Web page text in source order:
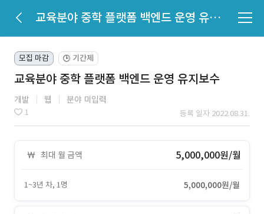
교육분야 중학 플랫폼 백엔드 운영 유지보수
모집 마감 🕒 기간제
교육분야 중학 플랫폼 백엔드 운영 유지보수
개발 웹 분야 미입력
1 등록 일자 2022.08.31.
최대 월 금액 5,000,000원/월
1~3년 차, 1명 5,000,000원/월